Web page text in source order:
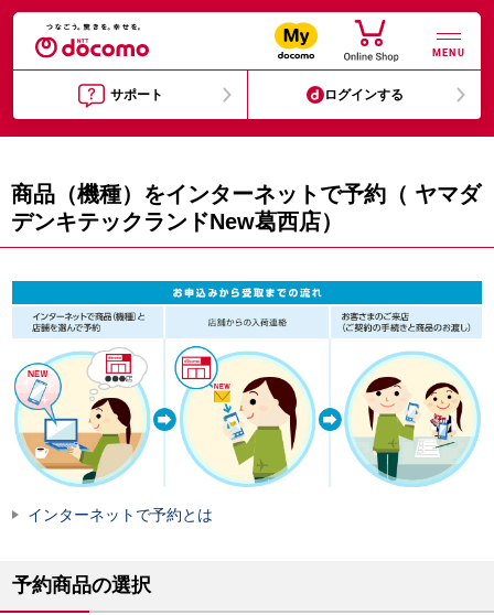
MENU
サポート ログインする
商品（機種）をインターネットで予約（ ヤマダ
デンキテックランドNew葛西店）
インターネットで予約とは
予約商品の選択